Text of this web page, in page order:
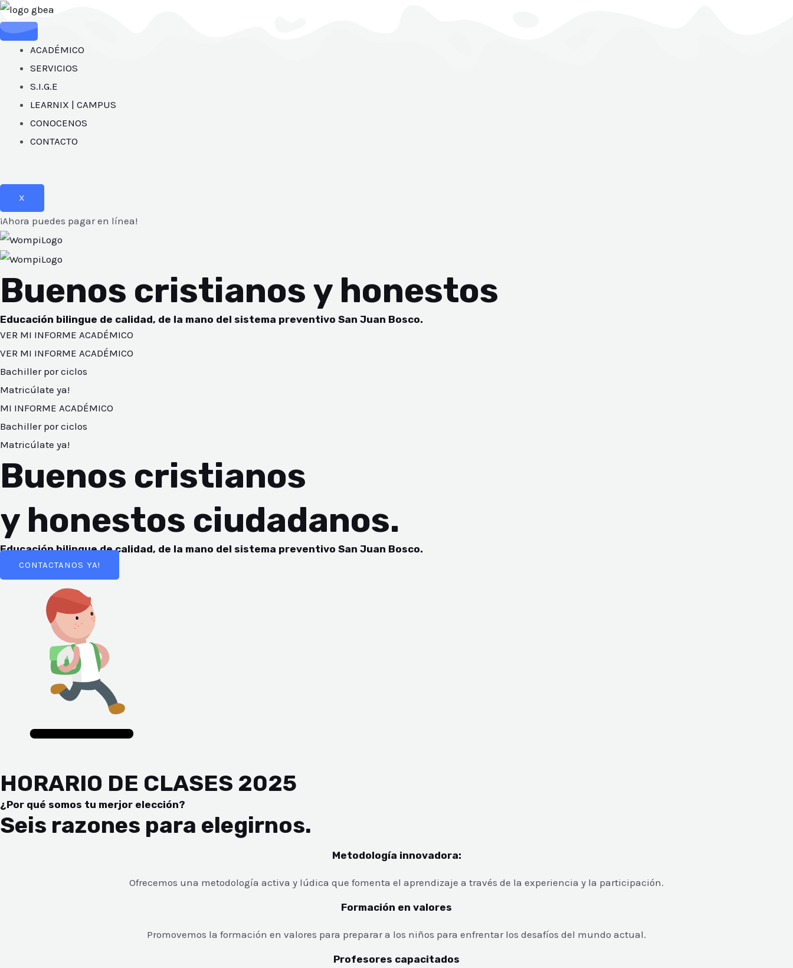
Ir
al
contenidoACADÉMICO
SERVICIOS
S.I.G.E
LEARNIX | CAMPUS
CONOCENOS
CONTACTO
X
¡Ahora puedes pagar en línea!
Buenos cristianos y honestos
Educación bilingue de calidad, de la mano del sistema preventivo San Juan Bosco.
VER MI INFORME ACADÉMICO
VER MI INFORME ACADÉMICO
Bachiller por ciclos
Matricúlate ya!
MI INFORME ACADÉMICO
Bachiller por ciclos
Matricúlate ya!
Buenos cristianos
y honestos ciudadanos.
Educación bilingue de calidad, de la mano del sistema preventivo San Juan Bosco.
CONTACTANOS YA!
HORARIO DE CLASES 2025
¿Por qué somos tu merjor elección?
Seis razones para elegirnos.
Metodología innovadora:
Ofrecemos una metodología activa y lúdica que fomenta el aprendizaje a través de la experiencia y la participación.
Formación en valores
Promovemos la formación en valores para preparar a los niños para enfrentar los desafíos del mundo actual.
Profesores capacitados